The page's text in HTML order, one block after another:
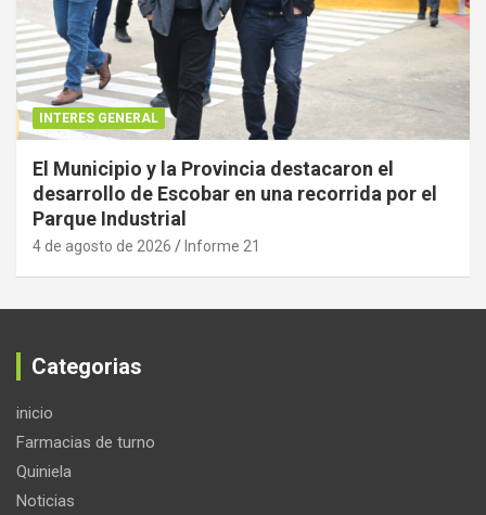
INTERES GENERAL
El Municipio y la Provincia destacaron el
desarrollo de Escobar en una recorrida por el
Parque Industrial
4 de agosto de 2026 Informe 21
Categorias
inicio
Farmacias de turno
Quiniela
Noticias